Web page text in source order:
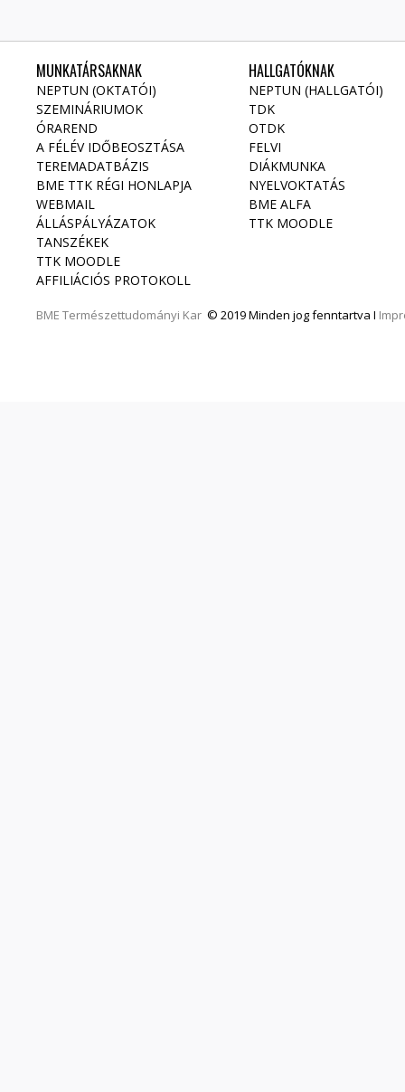
MUNKATÁRSAKNAK
NEPTUN (OKTATÓI)
SZEMINÁRIUMOK
ÓRAREND
A FÉLÉV IDŐBEOSZTÁSA
TEREMADATBÁZIS
BME TTK RÉGI HONLAPJA
WEBMAIL
ÁLLÁSPÁLYÁZATOK
TANSZÉKEK
TTK MOODLE
AFFILIÁCIÓS PROTOKOLL
BME Természettudományi Kar © 2019 Minden jog fenntartva I
HALLGATÓKNAK
NEPTUN (HALLGATÓI)
TDK
OTDK
FELVI
DIÁKMUNKA
NYELVOKTATÁS
BME ALFA
TTK MOODLE